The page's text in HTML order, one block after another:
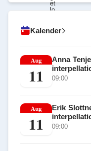
Kalender
Aug
11
Anna
09:00
Aug
11
Erik
09:00